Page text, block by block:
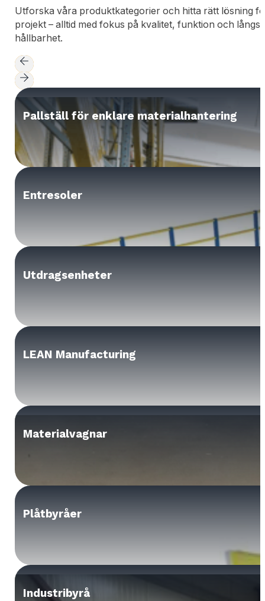
Utforska våra produktkategorier och hitta rätt lösning
projekt – alltid med fokus på kvalitet, funktion och
hållbarhet.
Pallställ för enklare materialhantering
Entresoler
Utdragsenheter
LEAN Manufacturing
Materialvagnar
Plåtbyråer
Industribyrå